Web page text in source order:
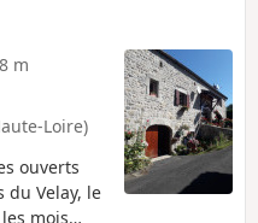
m
Loire)
ouverts
du Velay, le
mois